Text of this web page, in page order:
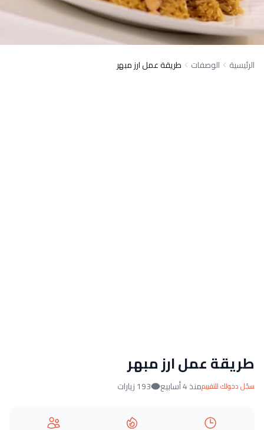
الرئيسية الوصفات طريقة عمل ارز مبهر
طريقة عمل ارز مبهر
سجّل دخولك للتقييممنذ 4 أسابيع 193 زيارات